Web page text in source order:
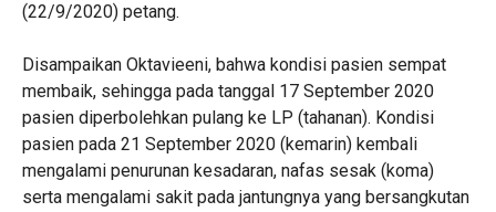
(22/9/2020) petang.
Disampaikan Oktavieeni, bahwa kondisi pasien sempat
membaik, sehingga pada tanggal 17 September 2020
pasien diperbolehkan pulang ke LP (tahanan). Kondisi
pasien pada 21 September 2020 (kemarin) kembali
mengalami penurunan kesadaran, nafas sesak (koma)
serta mengalami sakit pada jantungnya yang bersangkutan